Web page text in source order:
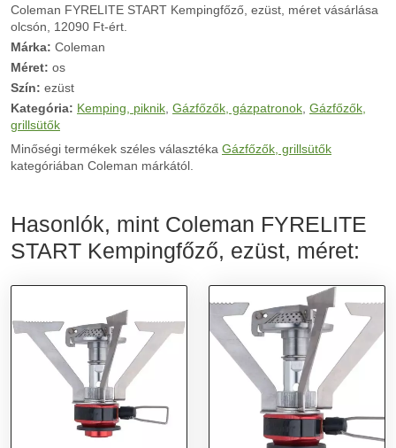
Coleman FYRELITE START Kempingfőző, ezüst, méret vásárlása
olcsón, 12090 Ft-ért.
Márka: Coleman
Méret: os
Szín: ezüst
Kategória: Kemping, piknik Gázfőzők, gázpatronok Gázfőzők,
grillsütők
Minőségi termékek széles választéka Gázfőzők, grillsütők
kategóriában Coleman márkától.
Hasonlók, mint Coleman FYRELITE
START Kempingfőző, ezüst, méret: